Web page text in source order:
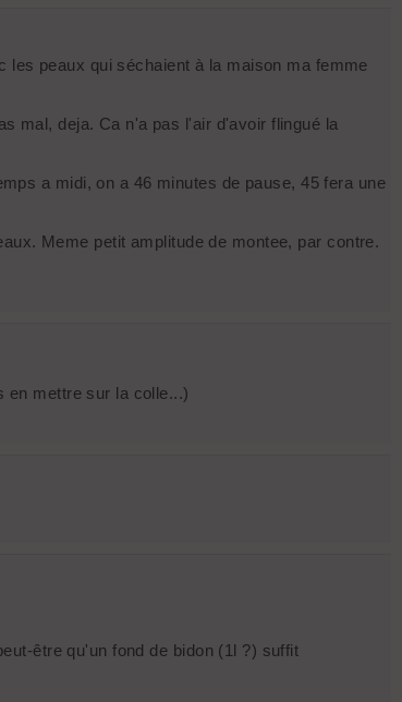
les peaux qui séchaient à la maison ma femme
mal, deja. Ca n'a pas l'air d'avoir flingué la
a midi, on a 46 minutes de pause, 45 fera une
Meme petit amplitude de montee, par contre.
en mettre sur la colle...)
être qu'un fond de bidon (1l ?) suffit